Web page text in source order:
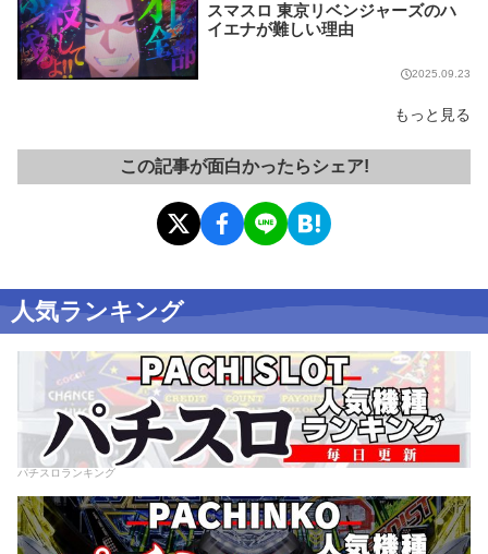
スマスロ 東京リベンジャーズのハ
イエナが難しい理由
2025.09.23
もっと見る
この記事が面白かったらシェア!
人気ランキング
パチスロランキング